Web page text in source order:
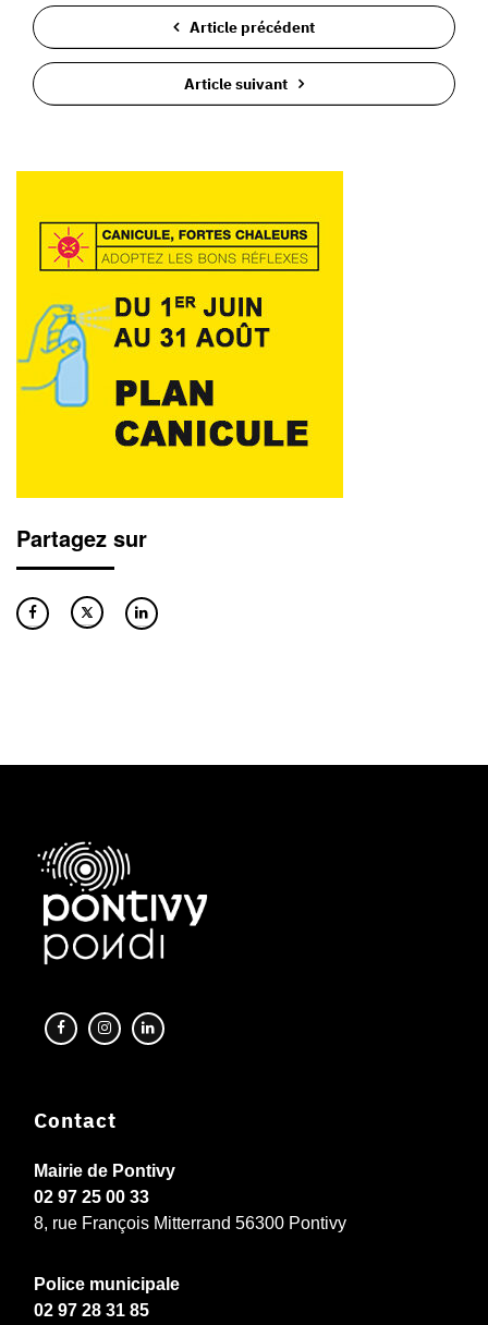
Article précédent
Article suivant
Partagez sur
Contact
Mairie de Pontivy
02 97 25 00 33
8, rue François Mitterrand 56300 Pontivy
Police municipale
02 97 28 31 85